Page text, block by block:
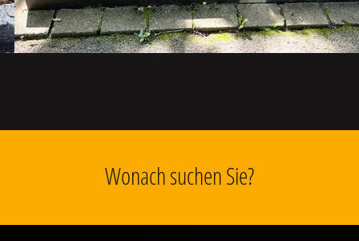
Wonach suchen Sie?